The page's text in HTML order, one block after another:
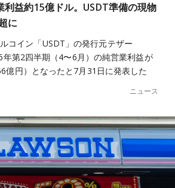
利益約15億ドル。USDT準備の現物
に
コイン「USDT」の発行元テザー
年第2四半期（4〜6月）の純営業利益が
億円）となったと7月31日に発表した
ニュース